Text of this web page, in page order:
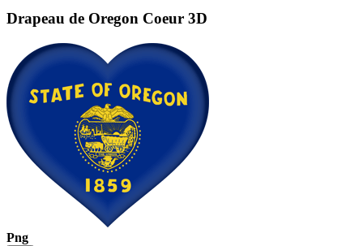
Drapeau de Oregon Coeur 3D
Png